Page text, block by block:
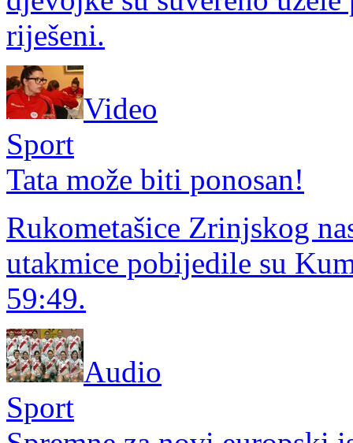
riješeni.
Video
Sport
Tata može biti ponosan!
Rukometašice Zrinjskog
utakmice pobijedile su
59:49.
Audio
Sport